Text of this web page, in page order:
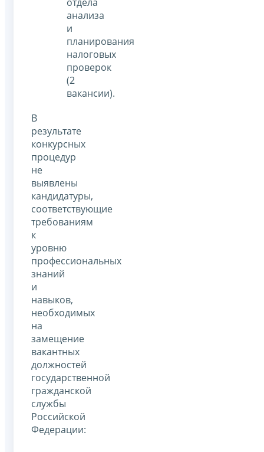
анализа
и
планирования
налоговых
проверок
(2
вакансии).
В
результате
конкурсных
процедур
не
выявлены
кандидатуры,
соответствующие
требованиям
к
уровню
профессиональных
знаний
и
навыков,
необходимых
на
замещение
вакантных
должностей
государственной
гражданской
службы
Российской
Федерации: